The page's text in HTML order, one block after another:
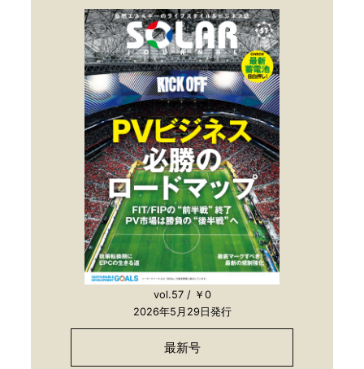
vol.57 / ￥0
2026年5月29日発行
最新号